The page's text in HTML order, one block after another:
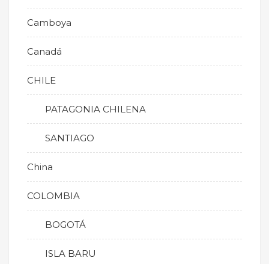
Camboya
Canadá
CHILE
PATAGONIA CHILENA
SANTIAGO
China
COLOMBIA
BOGOTÁ
ISLA BARU